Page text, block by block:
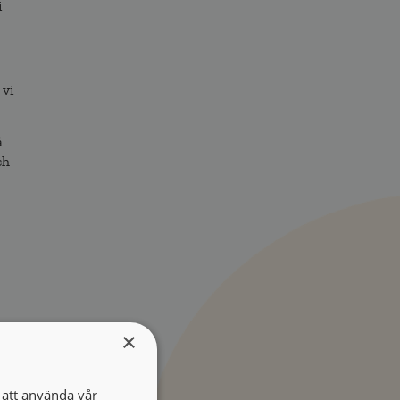
vi
×
använda vår